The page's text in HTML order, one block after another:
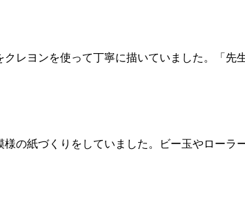
レヨンを使って丁寧に描いていました。「先
の紙づくりをしていました。ビー玉やローラ